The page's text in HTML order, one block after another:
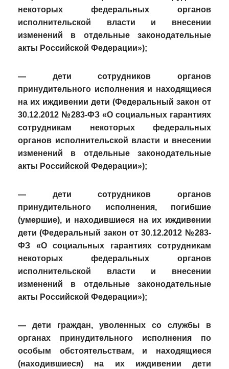
некоторых федеральных органов
исполнительской власти и внесении
изменений в отдельные законодательные
акты Российской Федерации»);
— дети сотрудников органов
принудительного исполнения и находящиеся
на их иждивении дети (Федеральный закон от
30.12.2012 №283-ФЗ «О социальных гарантиях
сотрудникам некоторых федеральных
органов исполнительской власти и внесении
изменений в отдельные законодательные
акты Российской Федерации»);
— дети сотрудников органов
принудительного исполнения, погибшие
(умершие), и находившиеся на их иждивении
дети (Федеральный закон от 30.12.2012 №283-
ФЗ «О социальных гарантиях сотрудникам
некоторых федеральных органов
исполнительской власти и внесении
изменений в отдельные законодательные
акты Российской Федерации»);
— дети граждан, уволенных со службы в
органах принудительного исполнения по
особым обстоятельствам, и находящиеся
(находившиеся) на их иждивении дети